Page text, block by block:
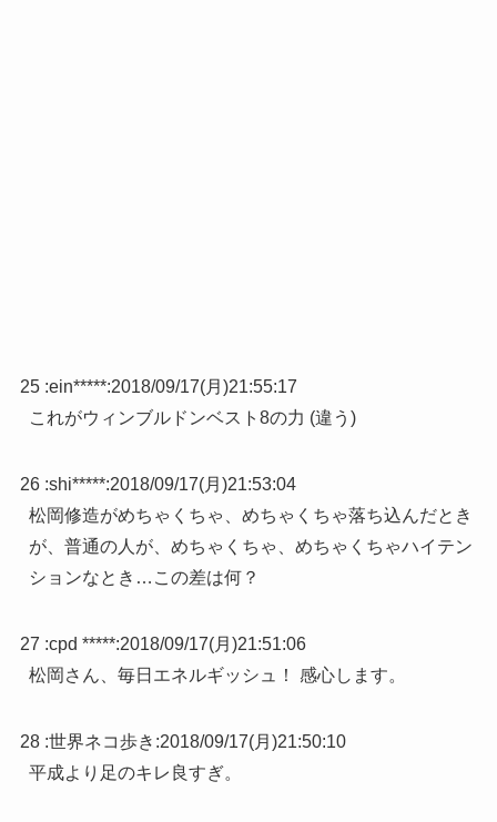
25 :ein*****:2018/09/17(月)21:55:17
これがウィンブルドンベスト8の力 (違う)
26 :shi*****:2018/09/17(月)21:53:04
松岡修造がめちゃくちゃ、めちゃくちゃ落ち込んだとき
が、普通の人が、めちゃくちゃ、めちゃくちゃハイテン
ションなとき…この差は何？
27 :cpd *****:2018/09/17(月)21:51:06
松岡さん、毎日エネルギッシュ！ 感心します。
28 :世界ネコ歩き :2018/09/17(月)21:50:10
平成より足のキレ良すぎ。